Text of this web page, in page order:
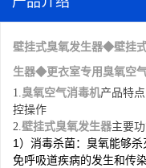
壁挂式臭氧发生器◆壁挂
生器◆更衣室专用臭氧空
1.臭氧空气消毒机产品特点
控操作
2.壁挂式臭氧发生器主要功
1 ） 消毒杀菌：臭氧能够
免呼吸道疾病的发生和传